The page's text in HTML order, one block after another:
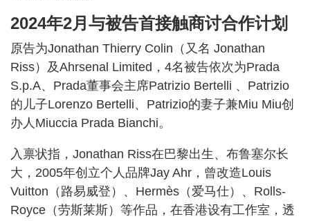
2024年2月与被告首接触商讨合作计划
原告为Jonathan Thierry Colin（又名 Jonathan
Riss）及Ahrsenal Limited，4名被告依次为Prada
S.p.A、Prada董事会主席Patrizio Bertelli 、Patrizio
的儿子Lorenzo Bertelli、Patrizio的妻子兼Miu Miu创
办人Miuccia Prada Bianchi。
入禀状指，Jonathan Riss在巴黎出生、布鲁塞尔长
大，2005年创立个人品牌Jay Ahr，曾改造Louis
Vuitton（路易威登）、Hermès（爱马仕）、Rolls-
Royce（劳斯莱斯）等作品，在香港设有工作室，透